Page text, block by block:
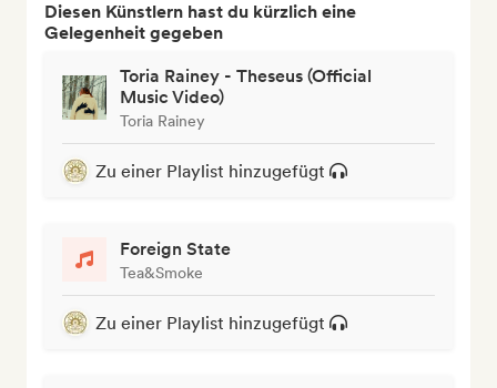
Diesen Künstlern hast du kürzlich eine
Gelegenheit gegeben
Toria Rainey - Theseus (Official
Music Video)
Toria Rainey
Zu einer Playlist hinzugefügt
Foreign State
Tea&Smoke
Zu einer Playlist hinzugefügt